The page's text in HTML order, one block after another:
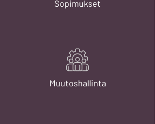
Sopimukset
Muutoshallinta